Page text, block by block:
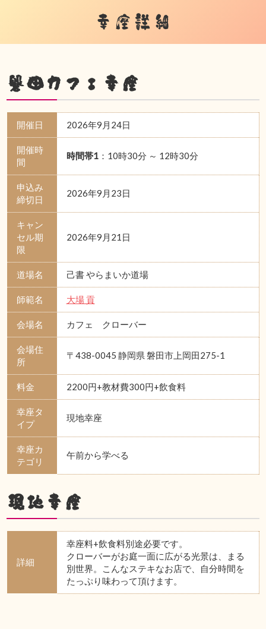
幸座詳細
磐田カフェ幸座
開催日 2026年9月24日
開催時
間
時間帯1：10時30分 ～ 12時30分
申込み
締切日
2026年9月23日
キャン
セル期
限
2026年9月21日
道場名 己書 やらまいか道場
師範名 大場 貢
会場名 カフェ クローバー
会場住
所
〒438-0045 静岡県 磐田市上岡田275-1
料金 2200円+教材費300円+飲食料
幸座タ
イプ
現地幸座
幸座カ
テゴリ
午前から学べる
現地幸座
詳細
幸座料+飲食料別途必要です。
クローバーがお庭一面に広がる光景は、まる
別世界。こんなステキなお店で、自分時間を
たっぷり味わって頂けます。